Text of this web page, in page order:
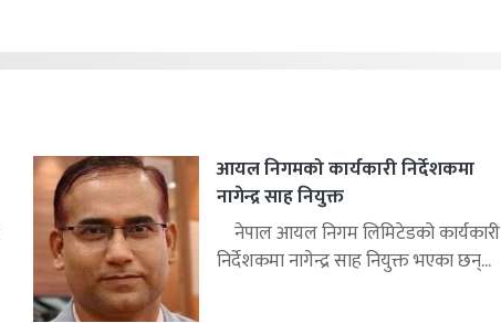
आयल निगमको कार्यकारी निर्देशकमा
नागेन्द्र साह नियुक्त
नेपाल आयल निगम लिमिटेडको कार्यकारी
निर्देशकमा नागेन्द्र साह नियुक्त भएका छन्...